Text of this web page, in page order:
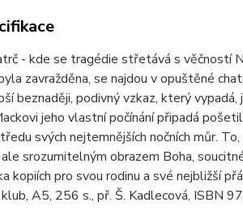
- kde se tragédie střetává s věčností
zavražděna, se najdou v opuštěné
beznaději, podivný vzkaz, který
jeho vlastní počínání připadá
svých nejtemnějších nočních můr.
srozumitelným obrazem Boha,
kopiích pro svou rodinu a své nejbližší
klub, A5, 256 s., př. Š. Kadlecová,